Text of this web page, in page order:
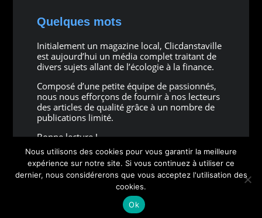
Quelques mots
Initialement un magazine local, Clicdanstaville
est aujourd’hui un média complet traitant de
divers sujets allant de l’écologie à la finance.
Composé d’une petite équipe de passionnés,
nous nous efforçons de fournir à nos lecteurs
des articles de qualité grâce à un nombre de
publications limité.
Bonne lecture !
Copyright © 2026 all rights reserved
Nous utilisons des cookies pour vous garantir la meilleure
expérience sur notre site. Si vous continuez à utiliser ce
dernier, nous considérerons que vous acceptez l'utilisation des
cookies.
Ok